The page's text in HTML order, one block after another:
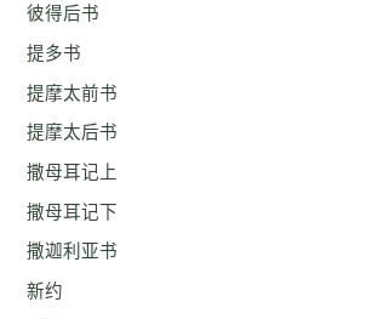
彼得后书
提多书
提摩太前书
提摩太后书
撒母耳记上
撒母耳记下
撒迦利亚书
新约